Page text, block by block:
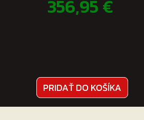
356,95€
PRIDAŤ DO KOŠÍKA